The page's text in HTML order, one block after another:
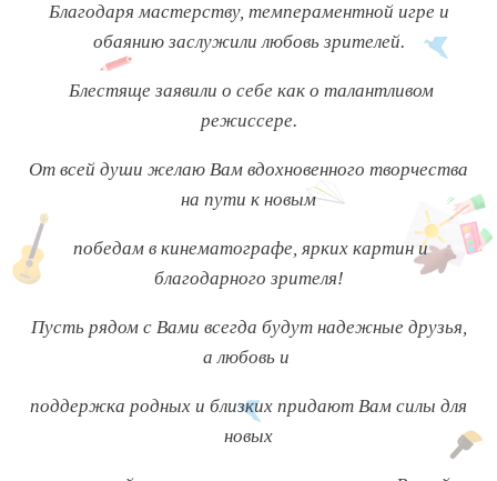
Благодаря мастерству, темпераментной игре и
обаянию заслужили любовь зрителей.
Блестяще заявили о себе как о талантливом
режиссере.
От всей души желаю Вам вдохновенного творчества
на пути к новым
победам в кинематографе, ярких картин и
благодарного зрителя!
Пусть рядом с Вами всегда будут надежные друзья,
а любовь и
поддержка родных и близких придают Вам силы для
новых